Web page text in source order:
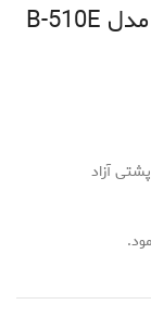
از جمله قابلیت های صندلی اداری مدل B-510E
آزاد